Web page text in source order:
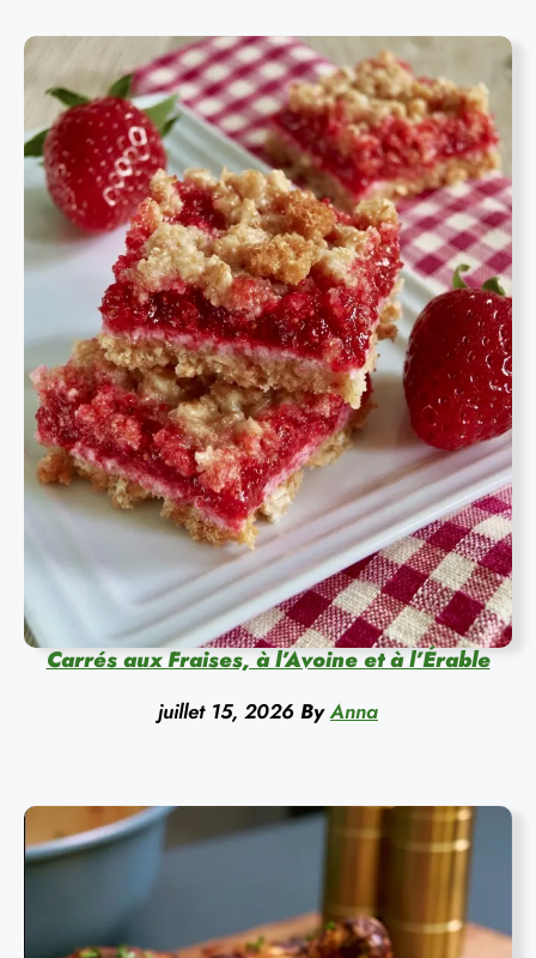
Carrés aux Fraises, à l’Avoine et à l’Érable
juillet 15, 2026 By Anna